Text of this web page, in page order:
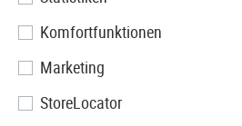
Type 2 Aluminium
AEG V2/V3
Komfortfunktionen
Marketing
StoreLocator